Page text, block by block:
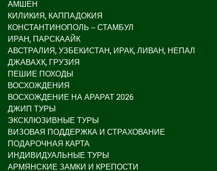
АМШЕН
КИЛИКИЯ, КАППАДОКИЯ
КОНСТАНТИНОПОЛЬ – СТАМБУЛ
ИРАН, ПАРСКААЙК
АВСТРАЛИЯ, УЗБЕКИСТАН, ИРАК, ЛИВАН, НЕПАЛ
ДЖАВАХК, ГРУЗИЯ
ПЕШИЕ ПОХОДЫ
ВОСХОЖДЕНИЯ
ВОСХОЖДЕНИЕ НА АРАРАТ 2026
ДЖИП ТУРЫ
ЭКСКЛЮЗИВНЫЕ ТУРЫ
ВИЗОВАЯ ПОДДЕРЖКА И СТРАХОВАНИЕ
ПОДАРОЧНАЯ КАРТА
ИНДИВИДУАЛЬНЫЕ ТУРЫ
АРМЯНСКИЕ ЗАМКИ И КРЕПОСТИ